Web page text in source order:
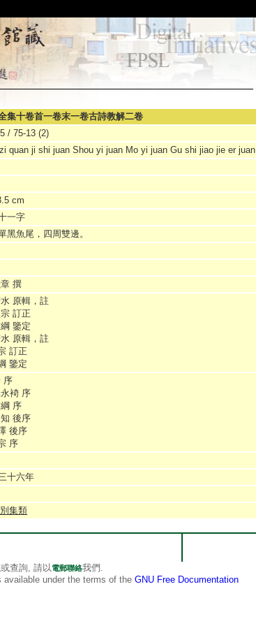
集十卷首一卷末一卷古詩教解二卷
/ 75-13 (2)
quan ji shi juan Shou yi juan Mo yi juan Gu shi jiao jie er juan
cm
一字
黑魚尾，四周雙邊。
撰
原輯，註
訂正
鑒定
原輯，註
訂正
鑒定
序
裿 序
序
後序
後序
序
十六年
集類
查詢, 請以電郵聯絡我們.
under the terms of the GNU Free Documentation